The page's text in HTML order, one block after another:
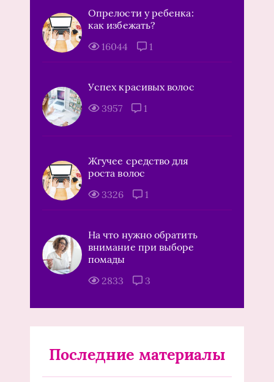
Опрелости у ребенка:
как избежать?
16044
1
Успех красивых волос
3957
1
Жгучее средство для
роста волос
3326
1
На что нужно обратить
внимание при выборе
помады
2833
3
Последние материалы